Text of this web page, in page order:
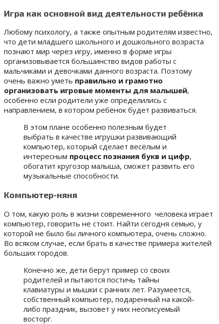
Игра как основной вид деятельности ребёнка
Любому психологу, а также опытным родителям известно,
что дети младшего школьного и дошкольного возраста
познают мир через игру, именно в форме игры
организовывается большинство видов работы с
мальчиками и девочками данного возраста. Поэтому
очень важно уметь правильно и грамотно
организовать игровые моменты для малышей,
особенно если родители уже определились с
направлением, в котором ребёнок будет развиваться.
В этом плане особенно полезным будет
выбрать в качестве игрушки развивающий
компьютер, который сделает весёлым и
интересным процесс познания букв и цифр,
обогатит кругозор малыша, сможет развить его
музыкальные способности.
Компьютер-няня
О том, какую роль в жизни современного человека играет
компьютер, говорить не стоит. Найти сегодня семью, у
которой не было бы личного компьютера, очень сложно.
Во всяком случае, если брать в качестве примера жителей
больших городов.
Конечно же, дети берут пример со своих
родителей и пытаются постичь тайны
клавиатуры и мышки с ранних лет. Разумеется,
собственный компьютер, подаренный на какой-
либо праздник, вызовет у них неописуемый
восторг.